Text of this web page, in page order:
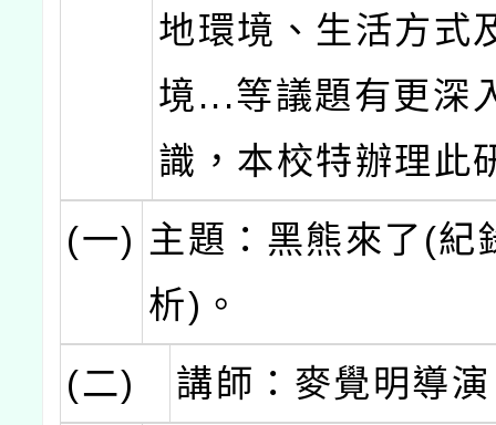
地環境、生活方式
境...等議題有更深
識，本校特辦理此
(一) 主題：黑熊來了(紀
析)。
(二)
講師：麥覺明導